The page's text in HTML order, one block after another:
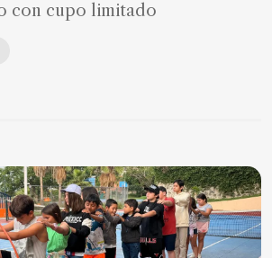
con cupo limitado